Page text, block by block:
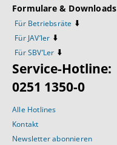
Formulare & Downloads
Für Betriebsräte ⬇️
Für JAV’ler ⬇️
Für SBV’Ler ⬇️
Service-Hotline:
0251 1350-0
Alle Hotlines
Kontakt
Newsletter abonnieren